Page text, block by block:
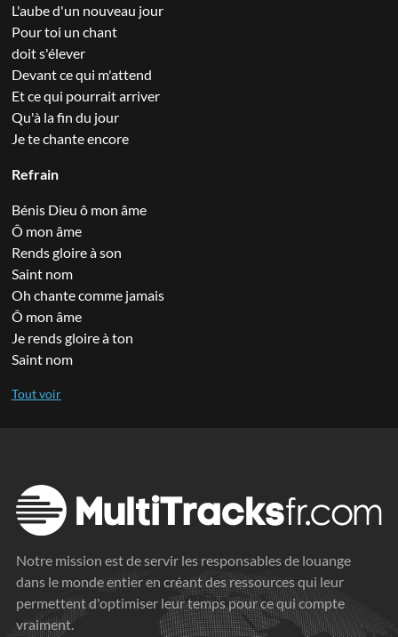
L'aube d'un nouveau jour
Pour toi un chant
doit s'élever
Devant ce qui m'attend
Et ce qui pourrait arriver
Qu'à la fin du jour
Je te chante encore
Refrain
Bénis Dieu ô mon âme
Ô mon âme
Rends gloire à son
Saint nom
Oh chante comme jamais
Ô mon âme
Je rends gloire à ton
Saint nom
Notre mission est de servir les responsables de louange
dans le monde entier en créant des ressources qui leur
permettent d'optimiser leur temps pour ce qui compte
vraiment.